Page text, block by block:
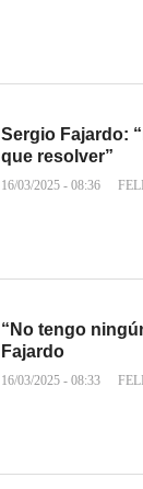
Sergio Fajardo:
que resolver”
16/03/2025 - 08:36
“No tengo
Fajardo
16/03/2025 - 08:33